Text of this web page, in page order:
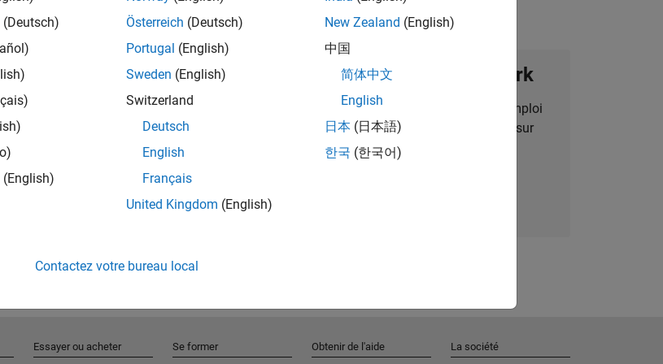
Rejoignez notre Talent Network
Recevez des alertes pour des opportunités d'emploi
personnalisées, des articles et des actualités sur
l'entreprise.
(Deutsch)
(English)
Österreich (Deutsch)
Portugal (English)
Sweden (English)
Switzerland
Deutsch
English
Français
United Kingdom (English)
New Zealand (English)
中国
简体中文
English
日本 (日本語)
한국 (한국어)
Contactez votre bureau local
Essayer ou acheter Se former Obtenir de l'aide La société